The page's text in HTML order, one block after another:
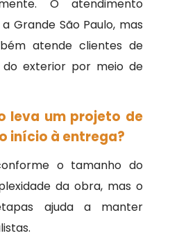
O atendimento
Grande São Paulo, mas
atende clientes de
exterior por meio de
leva um projeto de
início à entrega?
o tamanho do
da obra, mas o
ajuda a manter